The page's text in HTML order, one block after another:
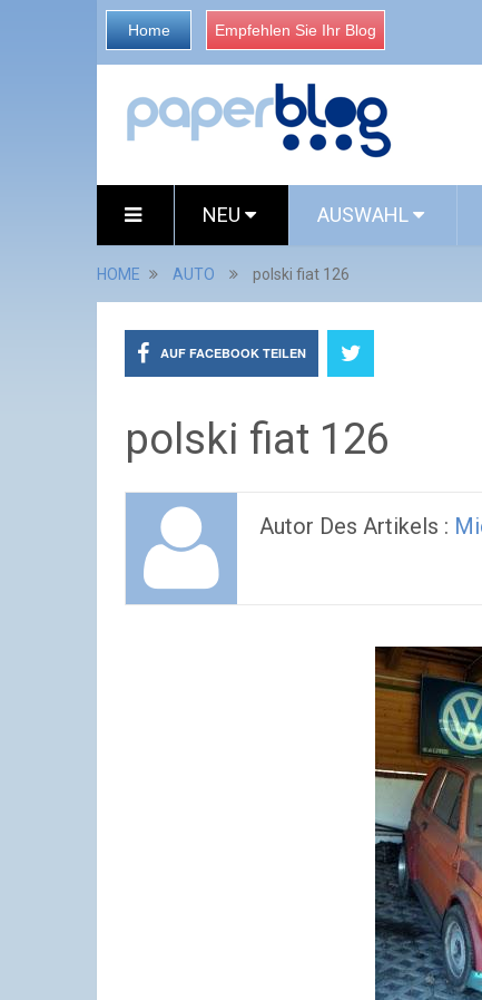
Home Empfehlen Sie Ihr Blog
NEU AUSWAHL
HOME AUTO polski fiat 126
AUF FACEBOOK TEILEN
polski fiat 126
Autor Des Artikels :